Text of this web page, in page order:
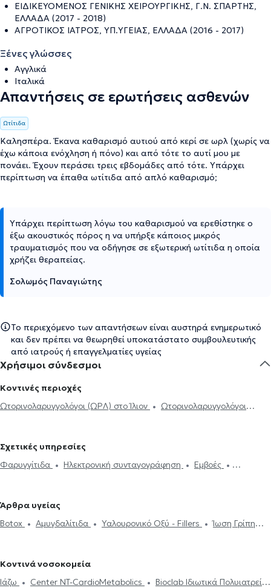
ΕΙΔΙΚΕΥΟΜΕΝΟΣ ΓΕΝΙΚΗΣ ΧΕΙΡΟΥΡΓΙΚΗΣ, Γ.Ν. ΣΠΑΡΤΗΣ,
ΕΛΛΑΔΑ (2017 - 2018)
ΑΓΡΟΤΙΚΟΣ ΙΑΤΡΟΣ, ΥΠ.ΥΓΕΙΑΣ, ΕΛΛΑΔΑ (2016 - 2017)
Ξένες γλώσσες
Αγγλικά
Ιταλικά
Απαντήσεις σε ερωτήσεις ασθενών
Ωτίτιδα
Καλησπέρα. Έκανα καθαρισμό αυτιού από κερί σε ωρλ (χωρίς να
έχω κάποια ενόχληση ή πόνο) και από τότε το αυτί μου με
πονάει. Έχουν περάσει τρεις εβδομάδες από τότε. Υπάρχει
περίπτωση να έπαθα ωτίτιδα από απλό καθαρισμό;
Υπάρχει περίπτωση λόγω του καθαρισμού να ερεθίστηκε ο
έξω ακουστικός πόρος η να υπήρξε κάποιος μικρός
τραυματισμός που να οδήγησε σε εξωτερική ωτίτιδα η οποία
χρήζει θεραπείας.
Σολωμός Παναγιώτης
Το περιεχόμενο των απαντήσεων είναι αυστηρά ενημερωτικό
και δεν πρέπει να θεωρηθεί υποκατάστατο συμβουλευτικής
από ιατρούς ή επαγγελματίες υγείας
Χρήσιμοι σύνδεσμοι
Κοντινές περιοχές
Ωτορινολαρυγγολόγοι (ΩΡΛ) στο Ίλιον
Ωτορινολαρυγγολόγοι
Ωτορινολαρυγγολόγοι (ΩΡΛ) στα Σεπόλια
(ΩΡΛ) στην Αθήνα
Ωτορινολαρυγγολόγοι (ΩΡΛ) στο Αιγάλεω
(ΩΡΛ) στη Νέα Φιλαδέλφεια
Ωτορινολαρυγγολόγοι (ΩΡΛ) στον Κεραμεικό
(ΩΡΛ) στα Εξάρχεια
Ωτορινολαρυγγολόγοι (ΩΡΛ) στη Λάρισα
Ωτορινολαρυγγολόγοι
Σχετικές υπηρεσίες
Φαρυγγίτιδα
Ηλεκτρονική συνταγογράφηση
Εμβοές
Ωτοπλαστική
Ύπνου
Ρινίτιδα Αλλεργική ρινίτιδα
Διαταραχές κατάποσης -
Άρθρα υγείας
Botox
Αμυγδαλίτιδα Υαλουρονικό Οξύ - Fillers
Ίωση Γρίπη
Κοντινά νοσοκομεία
Ιάζω
Center NT-CardioMetabolics
Bioclab Ιδιωτικά Πολυιατρεία